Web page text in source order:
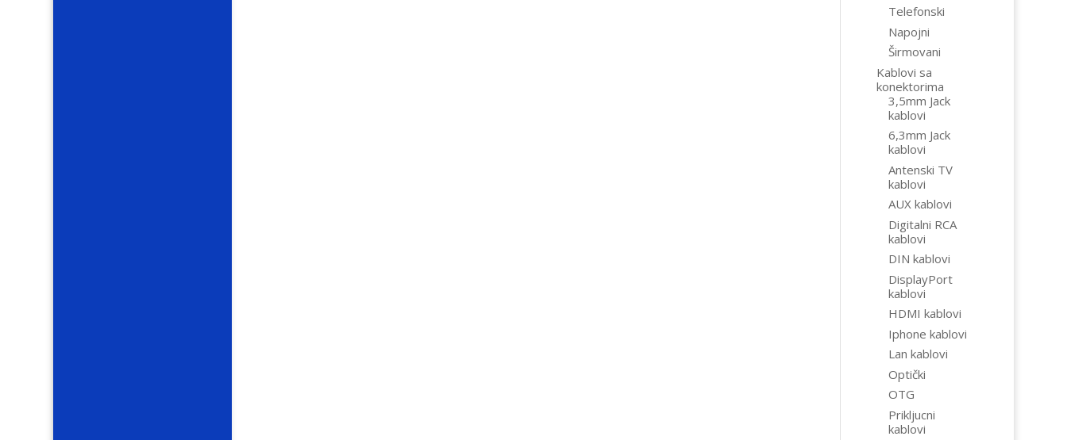
Telefonski
Napojni
Širmovani
Kablovi sa
konektorima
3,5mm Jack
kablovi
6,3mm Jack
kablovi
Antenski TV
kablovi
AUX kablovi
Digitalni RCA
kablovi
DIN kablovi
DisplayPort
kablovi
HDMI kablovi
Iphone kablovi
Lan kablovi
Optički
OTG
Prikljucni
kablovi